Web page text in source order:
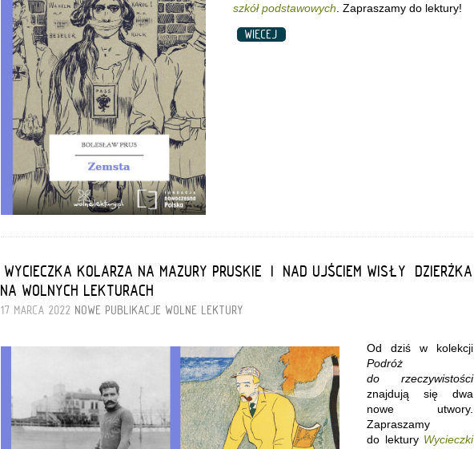
szkół podstawowych . Zapraszamy do lektury!
WIĘCEJ
„WYCIECZKA KOLARZA NA MAZURY PRUSKIE” I „NAD UJŚCIEM WISŁY” DZIERŻKA
NA WOLNYCH LEKTURACH
17 MARCA 2022 NOWE PUBLIKACJE WOLNE LEKTURY
Od dziś w kolekcji
Podróż
do rzeczywistości
znajdują się dwa
nowe utwory.
Zapraszamy
do lektury Wycieczki